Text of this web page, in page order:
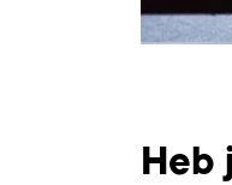
Wat ga je
Heb